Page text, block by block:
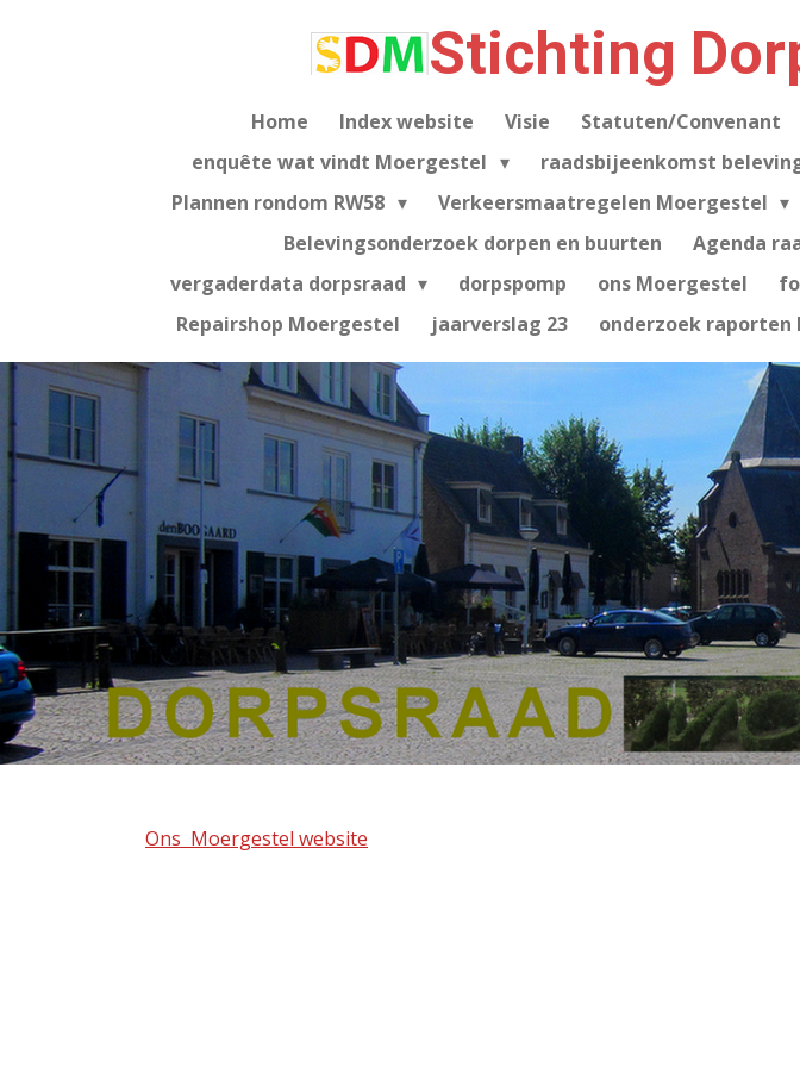
Stichting
Home Index website Visie Statuten/Convenant
enquête wat vindt Moergestel
raadsbijeenkomst
Plannen rondom RW58
Verkeersmaatregelen Moergestel
Belevingsonderzoek dorpen en buurten
Agenda
vergaderdata dorpsraad
dorpspomp ons Moergestel
Repairshop Moergestel
jaarverslag 23 onderzoek raporten
Ons Moergestel website